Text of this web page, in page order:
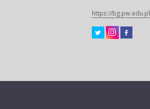
https://bg.pw.edu.pl